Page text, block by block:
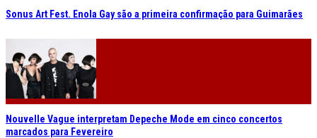
Sonus Art Fest. Enola Gay são a primeira confirmação para Guimarães
Nouvelle Vague interpretam Depeche Mode em cinco concertos
marcados para Fevereiro